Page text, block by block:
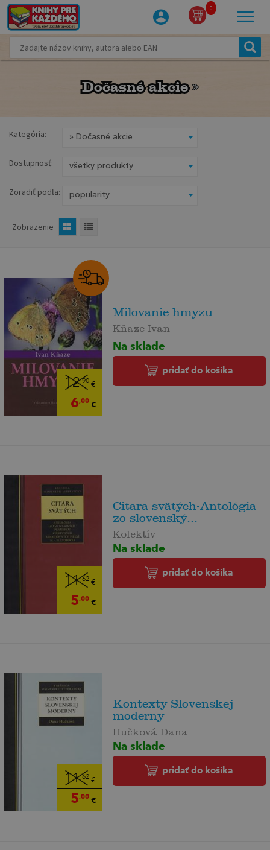
0
Dočasné akcie
Dočasné akcie
Kategória:
Dostupnosť:
Zoradiť podľa:
Zobrazenie
12,90€
6,00€
Milovanie hmyzu
Kňaze Ivan
Na sklade
pridať do košíka
11,62€
5,00€
Citara svätých-Antológia
zo slovenský...
Kolektív
Na sklade
pridať do košíka
11,62€
5,00€
Kontexty Slovenskej
moderny
Hučková Dana
Na sklade
pridať do košíka